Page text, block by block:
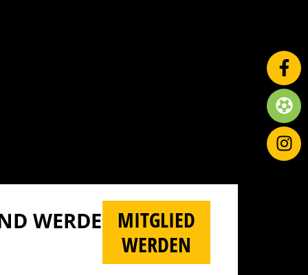
WERDE M
MITGLIED
WERDEN